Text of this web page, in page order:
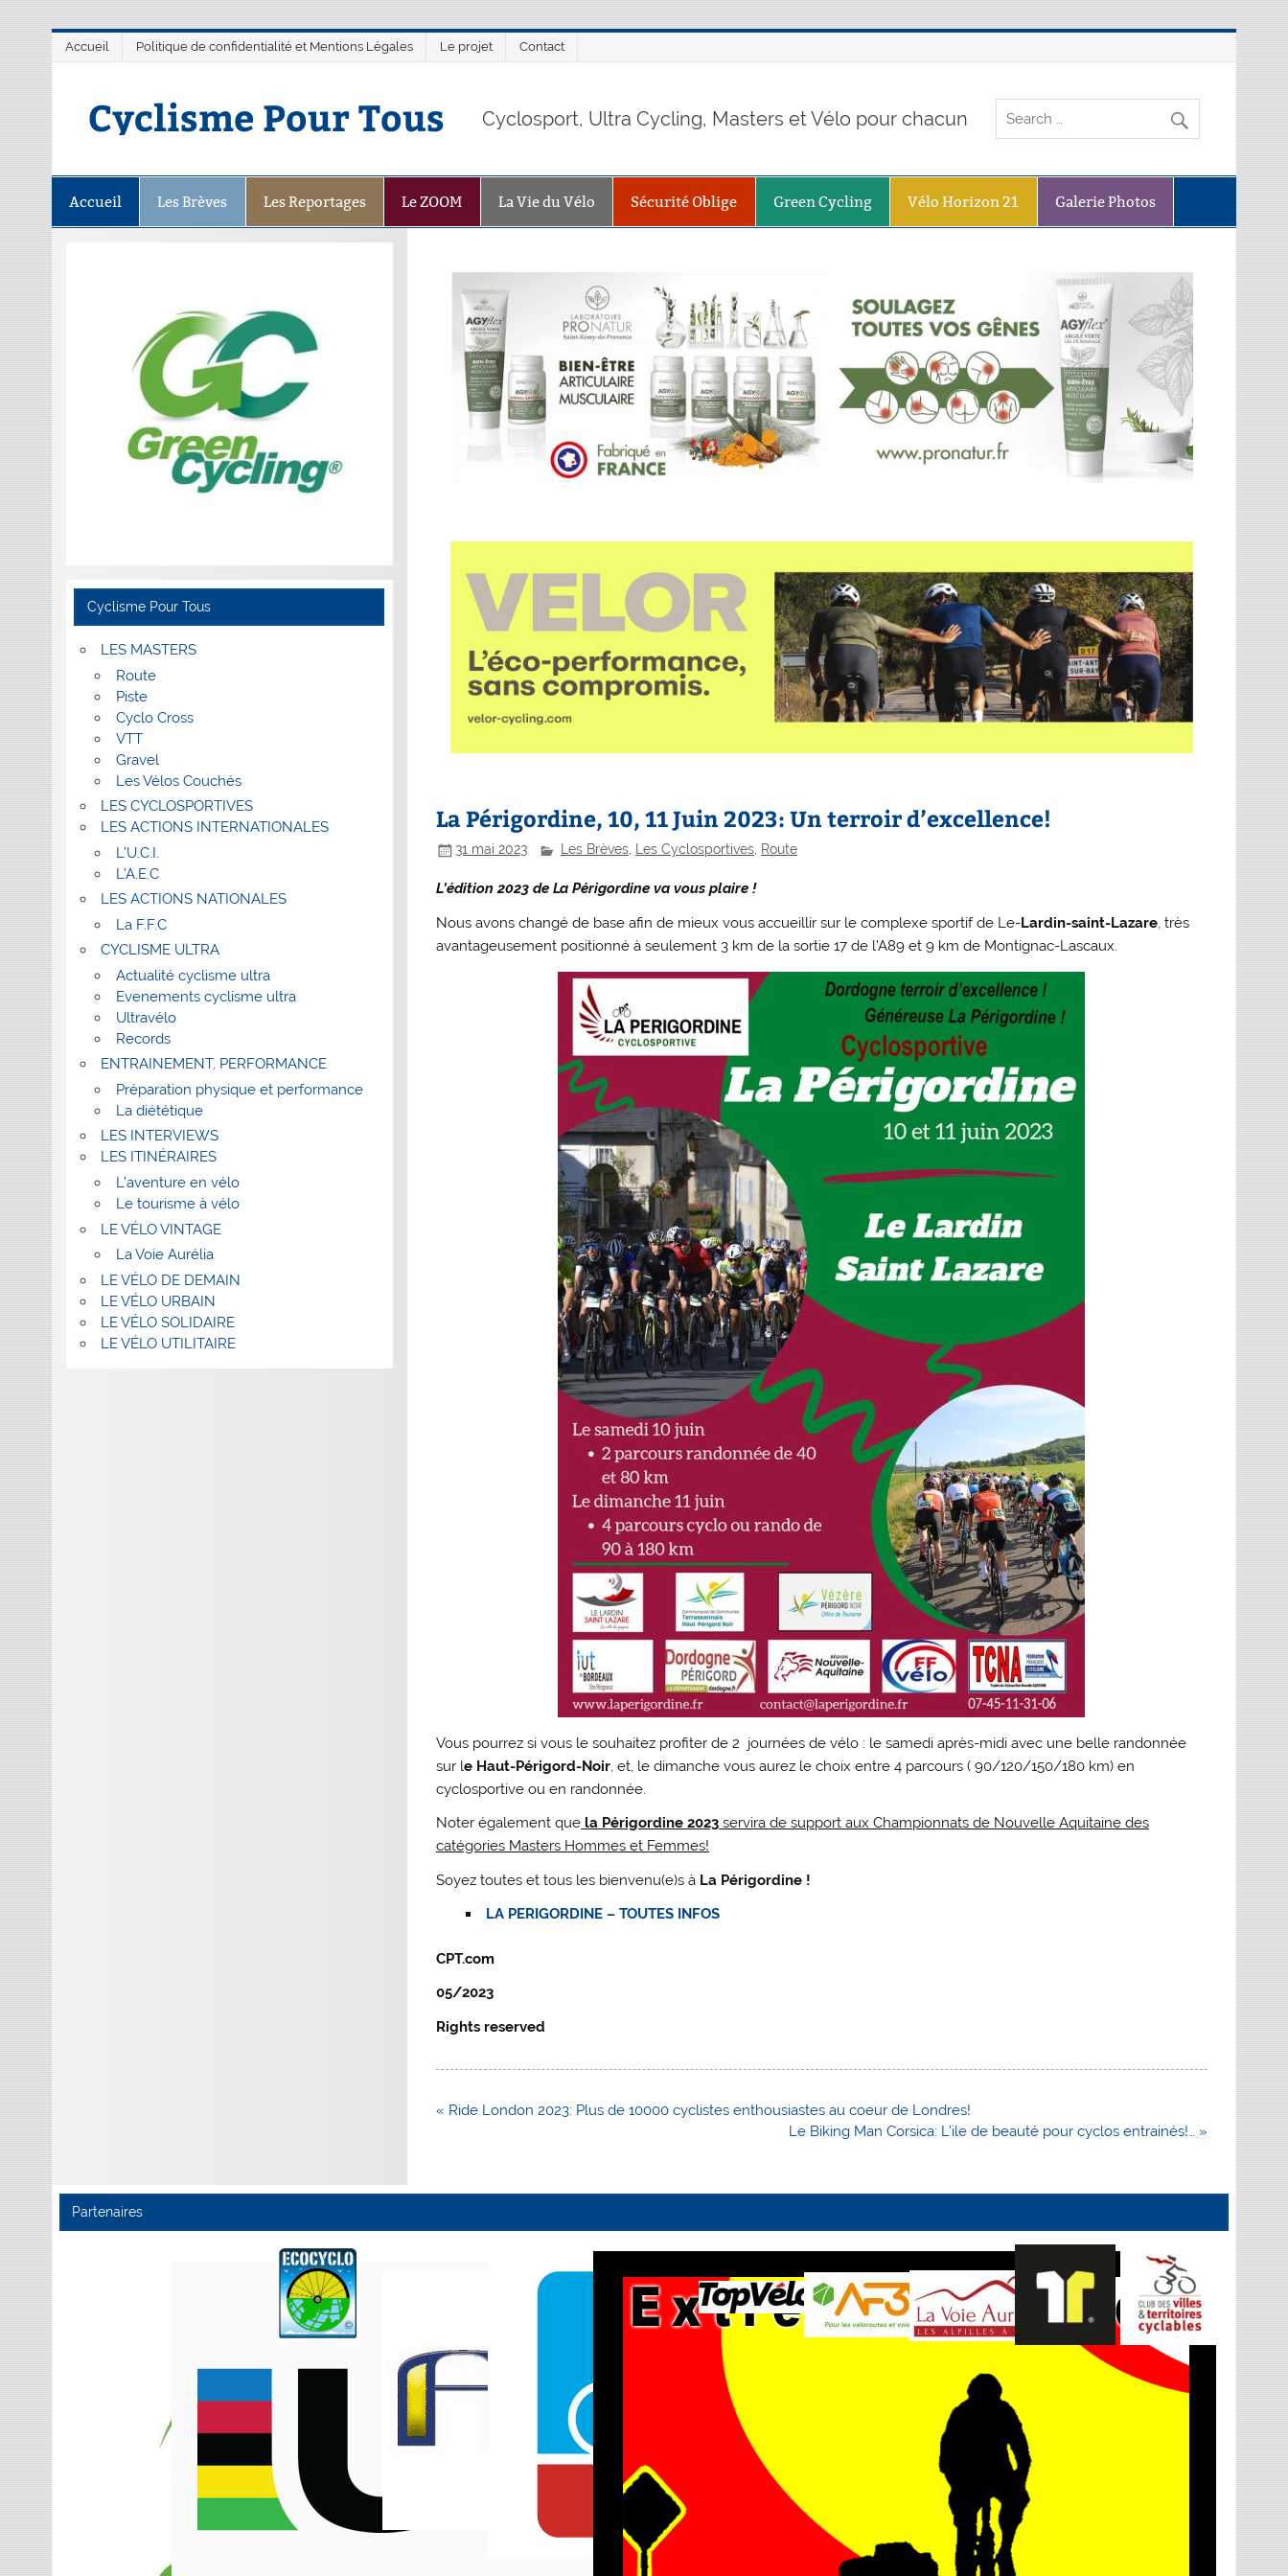
Accueil Politique de confidentialité et Mentions Légales Le projet Contact
Cyclisme Pour Tous Cyclosport, Ultra Cycling, Masters et Vélo pour chacun
Accueil Les Brèves Les Reportages Le ZOOM La Vie du Vélo Sécurité Oblige Green Cycling Vélo Horizon 21 Galerie Photos
La Périgordine, 10, 11 Juin 2023: Un terroir d’excellence!
31 mai 2023 Les Brèves, Les Cyclosportives, Route
L’édition 2023 de La Périgordine va vous plaire !
Nous avons changé de base afin de mieux vous accueillir sur le complexe sportif de Le-Lardin-saint-Lazare , très
avantageusement positionné à seulement 3 km de la sortie 17 de l’A89 et 9 km de Montignac-Lascaux.
Vous pourrez si vous le souhaitez profiter de 2 journées de vélo : le samedi après-midi avec une belle randonnée
sur le Haut-Périgord-Noir, et, le dimanche vous aurez le choix entre 4 parcours ( 90/120/150/180 km) en
cyclosportive ou en randonnée.
Noter également que la Périgordine 2023 servira de support aux Championnats de Nouvelle Aquitaine des
catégories Masters Hommes et Femmes!
Soyez toutes et tous les bienvenu(e)s à La Périgordine !
LA PERIGORDINE – TOUTES INFOS
CPT.com
05/2023
Rights reserved
Navigation
« Ride London 2023: Plus de 10000 cyclistes enthousiastes au coeur de Londres!
Le Biking Man Corsica: L’ile de beauté pour cyclos entrainés!… »
Cyclisme Pour Tous
LES MASTERS
Route
Piste
Cyclo Cross
VTT
Gravel
Les Vélos Couchés
LES CYCLOSPORTIVES
LES ACTIONS INTERNATIONALES
L’U.C.I.
L’A.E.C
LES ACTIONS NATIONALES
La F.F.C
CYCLISME ULTRA
Actualité cyclisme ultra
Evenements cyclisme ultra
Ultravélo
Records
ENTRAINEMENT, PERFORMANCE
Préparation physique et performance
La diététique
LES INTERVIEWS
LES ITINÉRAIRES
L’aventure en vélo
Le tourisme à vélo
LE VÉLO VINTAGE
La Voie Aurélia
LE VÉLO DE DEMAIN
LE VÉLO URBAIN
LE VÉLO SOLIDAIRE
LE VÉLO UTILITAIRE
Partenaires